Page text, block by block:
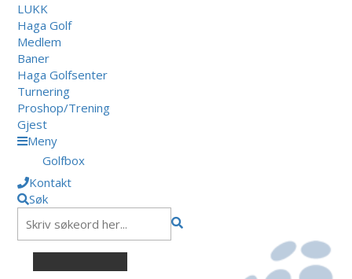
LUKK
Haga Golf
Medlem
Baner
Haga Golfsenter
Turnering
Proshop/Trening
Gjest
Meny
Golfbox
Kontakt
Søk